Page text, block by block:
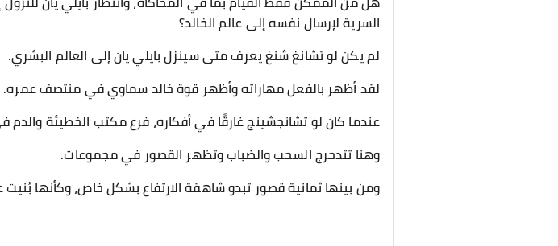
السرية لإرسال نفسه إلى عالم الخالد؟
لم يكن لو تشانغ شنغ يعرف متى سينزل بايلي يان إلى العالم البشري.
لقد أظهر بالفعل مهاراته وأظهر قوة خالد سماوي في منتصف عمره.
عندما كان لو تشانجشينج غارقًا في أفكاره، فرع مكتب الخطيئة والدم
وهنا تتدحرج السحب والضباب وتظهر القصور في مجموعات.
ومن بينها ثمانية قصور تبدو شاهقة الارتفاع بشكل خاص، وكأنها